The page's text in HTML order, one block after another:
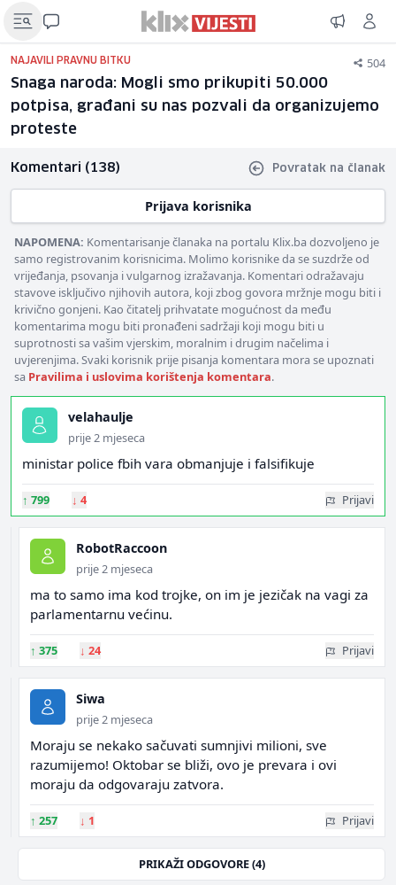
NAJAVILI PRAVNU BITKU 504
Snaga naroda: Mogli smo prikupiti 50.000
potpisa, građani su nas pozvali da organizujemo
proteste
Komentari (138) Povratak na članak
Prijava korisnika
NAPOMENA: Komentarisanje članaka na portalu Klix.ba dozvoljeno je
samo registrovanim korisnicima. Molimo korisnike da se suzdrže od
vrijeđanja, psovanja i vulgarnog izražavanja. Komentari odražavaju
stavove isključivo njihovih autora, koji zbog govora mržnje mogu biti i
krivično gonjeni. Kao čitatelj prihvatate mogućnost da među
komentarima mogu biti pronađeni sadržaji koji mogu biti u
suprotnosti sa vašim vjerskim, moralnim i drugim načelima i
uvjerenjima. Svaki korisnik prije pisanja komentara mora se upoznati
sa Pravilima i uslovima korištenja komentara.
velahaulje
prije 2 mjeseca
ministar police fbih vara obmanjuje i falsifikuje
↑ 799 ↓ 4 Prijavi
RobotRaccoon
prije 2 mjeseca
ma to samo ima kod trojke, on im je jezičak na vagi za
parlamentarnu većinu.
↑ 375 ↓ 24 Prijavi
Siwa
prije 2 mjeseca
Moraju se nekako sačuvati sumnjivi milioni, sve
razumijemo! Oktobar se bliži, ovo je prevara i ovi
moraju da odgovaraju zatvora.
↑ 257 ↓ 1 Prijavi
PRIKAŽI ODGOVORE (4)